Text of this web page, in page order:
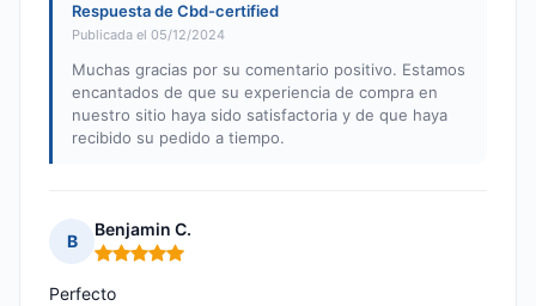
Respuesta de Cbd-certified
Publicada el 05/12/2024
Muchas gracias por su comentario positivo. Estamos
encantados de que su experiencia de compra en
nuestro sitio haya sido satisfactoria y de que haya
recibido su pedido a tiempo.
B
Benjamin C.
Nota: 5 de 5
Perfecto